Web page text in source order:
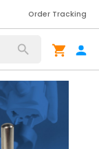
Order Tracking